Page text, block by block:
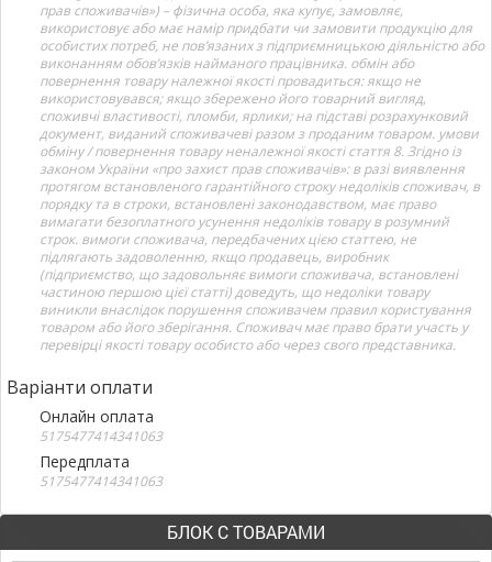
прав споживачів») – фізична особа, яка купує, замовляє,
використовує або має намір придбати чи замовити продукцію для
особистих потреб, не пов’язаних з підприємницькою діяльністю або
виконанням обов’язків найманого працівника. обмін або
повернення товару належної якості провадиться: якщо не
використовувався; якщо збережено його товарний вигляд,
споживчі властивості, пломби, ярлики; на підставі розрахунковий
документ, виданий споживачеві разом з проданим товаром. умови
обміну / повернення товару неналежної якості стаття 8. Згідно із
законом України «про захист прав споживачів»: в разі виявлення
протягом встановленого гарантійного строку недоліків споживач, в
порядку та в строки, встановлені законодавством, має право
вимагати безоплатного усунення недоліків товару в розумний
строк. вимоги споживача, передбачених цією статтею, не
підлягають задоволенню, якщо продавець, виробник
(підприємство, що задовольняє вимоги споживача, встановлені
частиною першою цієї статті) доведуть, що недоліки товару
виникли внаслідок порушення споживачем правил користування
товаром або його зберігання. Споживач має право брати участь у
перевірці якості товару особисто або через свого представника.
Варіанти оплати
Онлайн оплата
5175477414341063
Передплата
5175477414341063
БЛОК С ТОВАРАМИ